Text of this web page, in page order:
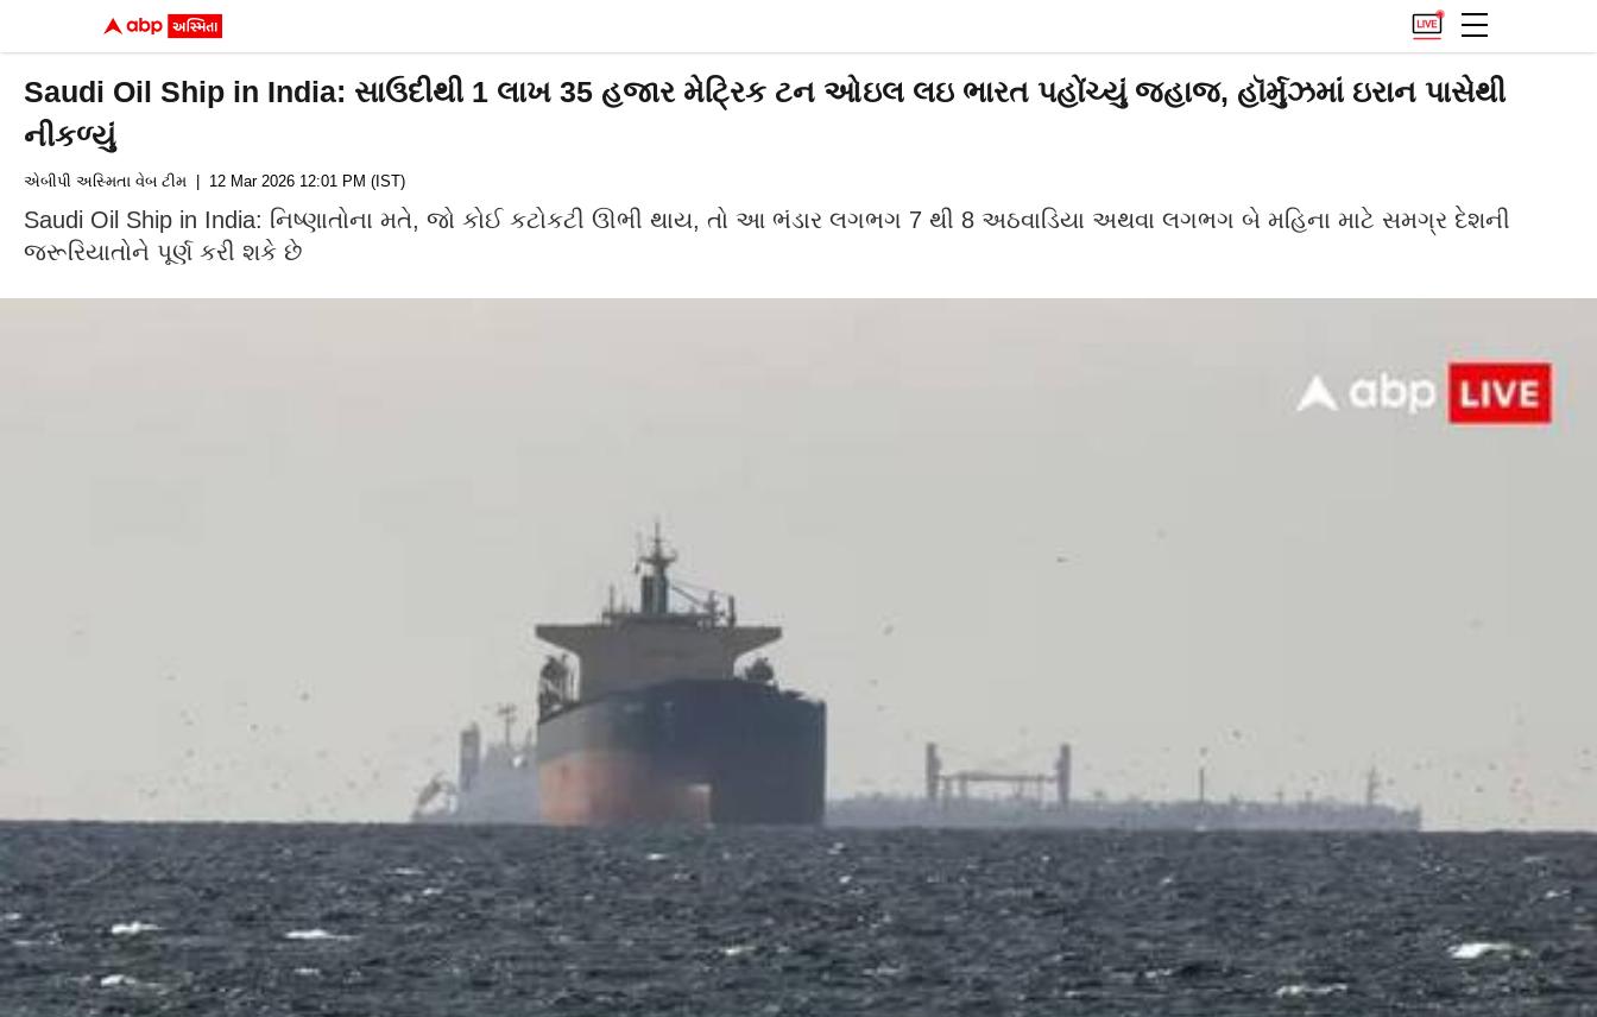
Saudi Oil Ship in India: સાઉદીથી 1 લાખ 35 હજાર મેટ્રિક ટન ઓઇલ લઇ ભારત પહોંચ્યું જહાજ, હૉર્મુઝમાં ઇરાન પાસેથી
નીકળ્યું
એબીપી અસ્મિતા વેબ ટીમ | 12 Mar 2026 12:01 PM (IST)
Saudi Oil Ship in India: નિષ્ણાતોના મતે, જો કોઈ કટોકટી ઊભી થાય, તો આ ભંડાર લગભગ 7 થી 8 અઠવાડિયા અથવા લગભગ બે મહિના માટે સમગ્ર દેશની
જરૂરિયાતોને પૂર્ણ કરી શકે છે